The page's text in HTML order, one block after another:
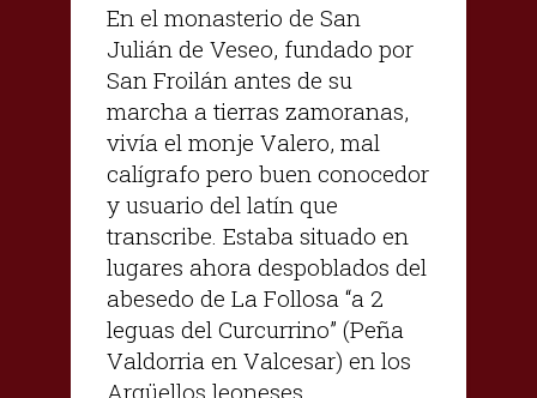
En el monasterio de San
Julián de Veseo, fundado por
San Froilán antes de su
marcha a tierras zamoranas,
vivía el monje Valero, mal
calígrafo pero buen conocedor
y usuario del latín que
transcribe. Estaba situado en
lugares ahora despoblados del
abesedo de La Follosa “a 2
leguas del Curcurrino” (Peña
Valdorria en Valcesar) en los
Argüellos leoneses